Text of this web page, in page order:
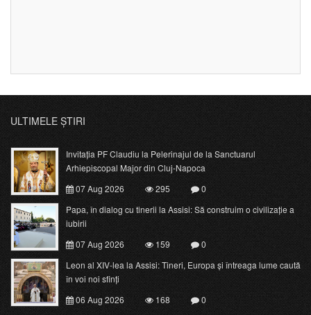
ULTIMELE ȘTIRI
Invitația PF Claudiu la Pelerinajul de la Sanctuarul
Arhiepiscopal Major din Cluj-Napoca
07 Aug 2026
295
0
Papa, în dialog cu tinerii la Assisi: Să construim o civilizație a
iubirii
07 Aug 2026
159
0
Leon al XIV-lea la Assisi: Tineri, Europa și întreaga lume caută
în voi noi sfinți
06 Aug 2026
168 0